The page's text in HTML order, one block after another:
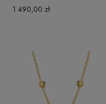
1 490,00 zł